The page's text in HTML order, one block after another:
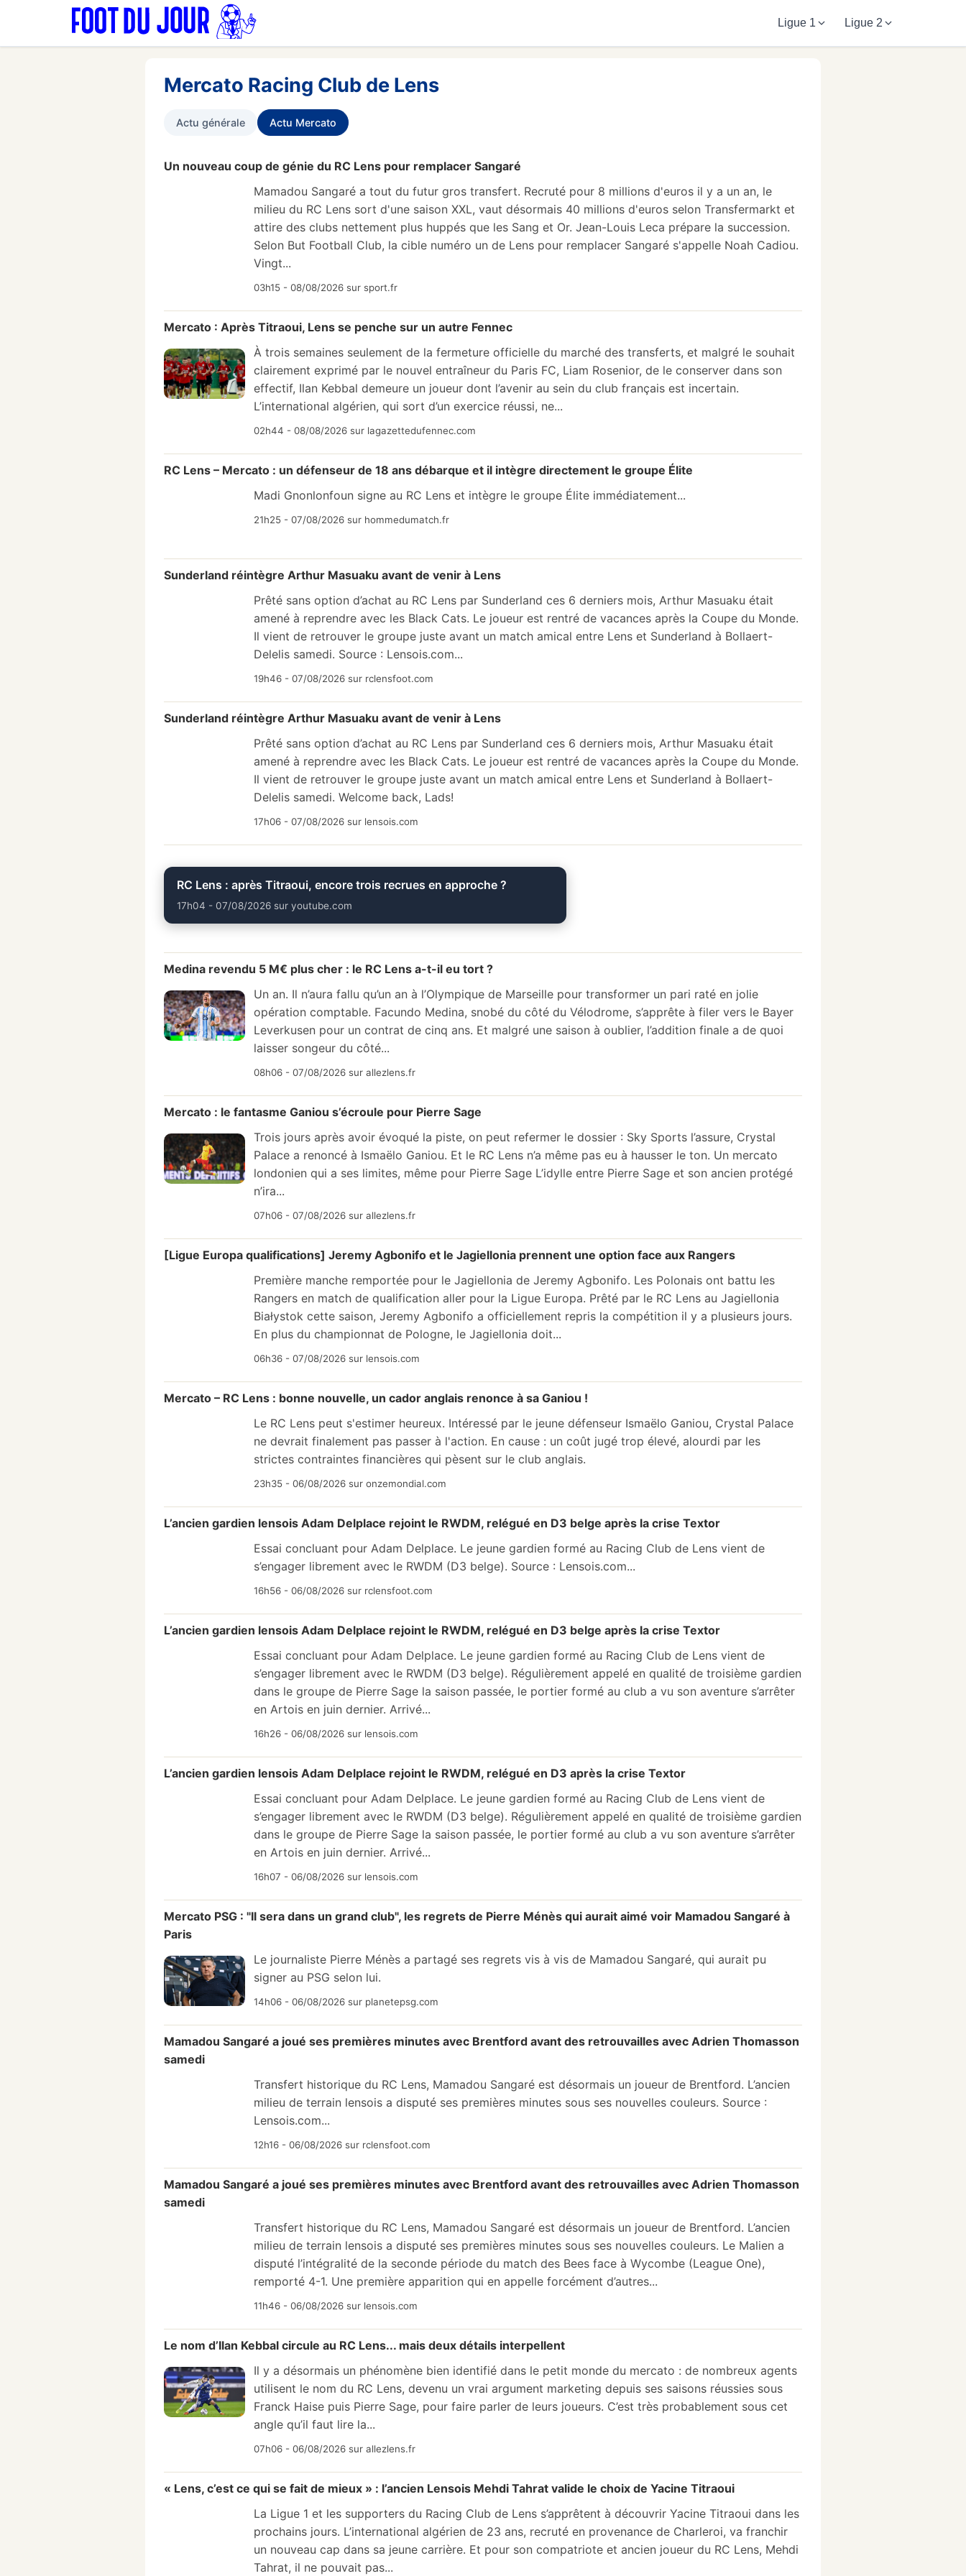
Ligue 1 Ligue 2
Mercato Racing Club de Lens
Actu générale Actu Mercato
Un nouveau coup de génie du RC Lens pour remplacer Sangaré
Mamadou Sangaré a tout du futur gros transfert. Recruté pour 8 millions d'euros il y a un an, le
milieu du RC Lens sort d'une saison XXL, vaut désormais 40 millions d'euros selon Transfermarkt et
attire des clubs nettement plus huppés que les Sang et Or. Jean-Louis Leca prépare la succession.
Selon But Football Club, la cible numéro un de Lens pour remplacer Sangaré s'appelle Noah Cadiou.
Vingt...
03h15 - 08/08/2026 sur sport.fr
Mercato : Après Titraoui, Lens se penche sur un autre Fennec
À trois semaines seulement de la fermeture officielle du marché des transferts, et malgré le souhait
clairement exprimé par le nouvel entraîneur du Paris FC, Liam Rosenior, de le conserver dans son
effectif, Ilan Kebbal demeure un joueur dont l’avenir au sein du club français est incertain.
L’international algérien, qui sort d’un exercice réussi, ne...
02h44 - 08/08/2026 sur lagazettedufennec.com
RC Lens – Mercato : un défenseur de 18 ans débarque et il intègre directement le groupe Élite
Madi Gnonlonfoun signe au RC Lens et intègre le groupe Élite immédiatement...
21h25 - 07/08/2026 sur hommedumatch.fr
Sunderland réintègre Arthur Masuaku avant de venir à Lens
Prêté sans option d’achat au RC Lens par Sunderland ces 6 derniers mois, Arthur Masuaku était
amené à reprendre avec les Black Cats. Le joueur est rentré de vacances après la Coupe du Monde.
Il vient de retrouver le groupe juste avant un match amical entre Lens et Sunderland à Bollaert-
Delelis samedi. Source : Lensois.com...
19h46 - 07/08/2026 sur rclensfoot.com
Sunderland réintègre Arthur Masuaku avant de venir à Lens
Prêté sans option d’achat au RC Lens par Sunderland ces 6 derniers mois, Arthur Masuaku était
amené à reprendre avec les Black Cats. Le joueur est rentré de vacances après la Coupe du Monde.
Il vient de retrouver le groupe juste avant un match amical entre Lens et Sunderland à Bollaert-
Delelis samedi. Welcome back, Lads!
17h06 - 07/08/2026 sur lensois.com
RC Lens : après Titraoui, encore trois recrues en approche ?
17h04 - 07/08/2026 sur youtube.com
Medina revendu 5 M€ plus cher : le RC Lens a-t-il eu tort ?
Un an. Il n’aura fallu qu’un an à l’Olympique de Marseille pour transformer un pari raté en jolie
opération comptable. Facundo Medina, snobé du côté du Vélodrome, s’apprête à filer vers le Bayer
Leverkusen pour un contrat de cinq ans. Et malgré une saison à oublier, l’addition finale a de quoi
laisser songeur du côté...
08h06 - 07/08/2026 sur allezlens.fr
Mercato : le fantasme Ganiou s’écroule pour Pierre Sage
Trois jours après avoir évoqué la piste, on peut refermer le dossier : Sky Sports l’assure, Crystal
Palace a renoncé à Ismaëlo Ganiou. Et le RC Lens n’a même pas eu à hausser le ton. Un mercato
londonien qui a ses limites, même pour Pierre Sage L’idylle entre Pierre Sage et son ancien protégé
n’ira...
07h06 - 07/08/2026 sur allezlens.fr
[Ligue Europa qualifications] Jeremy Agbonifo et le Jagiellonia prennent une option face aux Rangers
Première manche remportée pour le Jagiellonia de Jeremy Agbonifo. Les Polonais ont battu les
Rangers en match de qualification aller pour la Ligue Europa. Prêté par le RC Lens au Jagiellonia
Białystok cette saison, Jeremy Agbonifo a officiellement repris la compétition il y a plusieurs jours.
En plus du championnat de Pologne, le Jagiellonia doit...
06h36 - 07/08/2026 sur lensois.com
Mercato – RC Lens : bonne nouvelle, un cador anglais renonce à sa Ganiou !
Le RC Lens peut s'estimer heureux. Intéressé par le jeune défenseur Ismaëlo Ganiou, Crystal Palace
ne devrait finalement pas passer à l'action. En cause : un coût jugé trop élevé, alourdi par les
strictes contraintes financières qui pèsent sur le club anglais.
23h35 - 06/08/2026 sur onzemondial.com
L’ancien gardien lensois Adam Delplace rejoint le RWDM, relégué en D3 belge après la crise Textor
Essai concluant pour Adam Delplace. Le jeune gardien formé au Racing Club de Lens vient de
s’engager librement avec le RWDM (D3 belge). Source : Lensois.com...
16h56 - 06/08/2026 sur rclensfoot.com
L’ancien gardien lensois Adam Delplace rejoint le RWDM, relégué en D3 belge après la crise Textor
Essai concluant pour Adam Delplace. Le jeune gardien formé au Racing Club de Lens vient de
s’engager librement avec le RWDM (D3 belge). Régulièrement appelé en qualité de troisième gardien
dans le groupe de Pierre Sage la saison passée, le portier formé au club a vu son aventure s’arrêter
en Artois en juin dernier. Arrivé...
16h26 - 06/08/2026 sur lensois.com
L’ancien gardien lensois Adam Delplace rejoint le RWDM, relégué en D3 après la crise Textor
Essai concluant pour Adam Delplace. Le jeune gardien formé au Racing Club de Lens vient de
s’engager librement avec le RWDM (D3 belge). Régulièrement appelé en qualité de troisième gardien
dans le groupe de Pierre Sage la saison passée, le portier formé au club a vu son aventure s’arrêter
en Artois en juin dernier. Arrivé...
16h07 - 06/08/2026 sur lensois.com
Mercato PSG : "Il sera dans un grand club", les regrets de Pierre Ménès qui aurait aimé voir Mamadou Sangaré à
Paris
Le journaliste Pierre Ménès a partagé ses regrets vis à vis de Mamadou Sangaré, qui aurait pu
signer au PSG selon lui.
14h06 - 06/08/2026 sur planetepsg.com
Mamadou Sangaré a joué ses premières minutes avec Brentford avant des retrouvailles avec Adrien Thomasson
samedi
Transfert historique du RC Lens, Mamadou Sangaré est désormais un joueur de Brentford. L’ancien
milieu de terrain lensois a disputé ses premières minutes sous ses nouvelles couleurs. Source :
Lensois.com...
12h16 - 06/08/2026 sur rclensfoot.com
Mamadou Sangaré a joué ses premières minutes avec Brentford avant des retrouvailles avec Adrien Thomasson
samedi
Transfert historique du RC Lens, Mamadou Sangaré est désormais un joueur de Brentford. L’ancien
milieu de terrain lensois a disputé ses premières minutes sous ses nouvelles couleurs. Le Malien a
disputé l’intégralité de la seconde période du match des Bees face à Wycombe (League One),
remporté 4-1. Une première apparition qui en appelle forcément d’autres...
11h46 - 06/08/2026 sur lensois.com
Le nom d’Ilan Kebbal circule au RC Lens... mais deux détails interpellent
Il y a désormais un phénomène bien identifié dans le petit monde du mercato : de nombreux agents
utilisent le nom du RC Lens, devenu un vrai argument marketing depuis ses saisons réussies sous
Franck Haise puis Pierre Sage, pour faire parler de leurs joueurs. C’est très probablement sous cet
angle qu’il faut lire la...
07h06 - 06/08/2026 sur allezlens.fr
« Lens, c’est ce qui se fait de mieux » : l’ancien Lensois Mehdi Tahrat valide le choix de Yacine Titraoui
La Ligue 1 et les supporters du Racing Club de Lens s’apprêtent à découvrir Yacine Titraoui dans les
prochains jours. L’international algérien de 23 ans, recruté en provenance de Charleroi, va franchir
un nouveau cap dans sa jeune carrière. Et pour son compatriote et ancien joueur du RC Lens, Mehdi
Tahrat, il ne pouvait pas...